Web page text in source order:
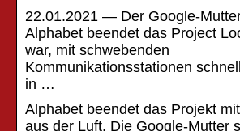
22.01.2021 — Der Google-
Alphabet beendet das Project
war, mit schwebenden
Kommunikationsstationen
in …
Alphabet beendet das Projekt
aus der Luft. Die Google-Mutter